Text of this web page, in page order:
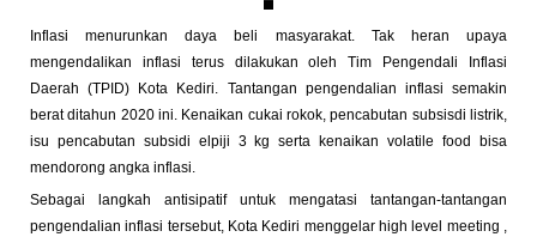
Inflasi menurunkan daya beli masyarakat. Tak heran upaya
mengendalikan inflasi terus dilakukan oleh Tim Pengendali Inflasi
Daerah (TPID) Kota Kediri. Tantangan pengendalian inflasi semakin
berat ditahun 2020 ini. Kenaikan cukai rokok, pencabutan subsisdi listrik,
isu pencabutan subsidi elpiji 3 kg serta kenaikan volatile food bisa
mendorong angka inflasi.
Sebagai langkah antisipatif untuk mengatasi tantangan-tantangan
pengendalian inflasi tersebut, Kota Kediri menggelar high level meeting ,